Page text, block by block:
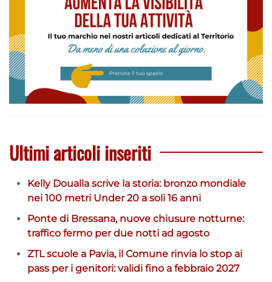
Ultimi articoli inseriti
Kelly Doualla scrive la storia: bronzo mondiale
nei 100 metri Under 20 a soli 16 anni
Ponte di Bressana, nuove chiusure notturne:
traffico fermo per due notti ad agosto
ZTL scuole a Pavia, il Comune rinvia lo stop ai
pass per i genitori: validi fino a febbraio 2027